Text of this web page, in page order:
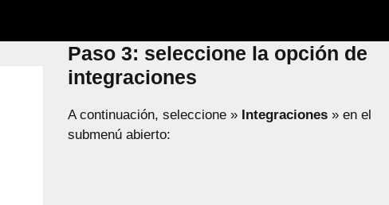
Paso 3: seleccione la opción de
integraciones
A continuación, seleccione » Integraciones» en el
submenú abierto: